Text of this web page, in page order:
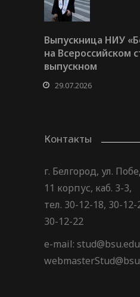
Выпускница НИУ
на Всероссийском
выпускном
29.07.2026
Контакты
г. Белгород, ул.
11 корпус, каб. 3-3,
тел. 30-12-18, 30-12-
30-12-22
e-mail: